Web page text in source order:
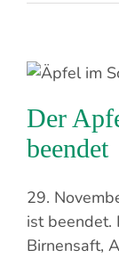
Der
beendet
29.
ist beendet.
Birnensaft,